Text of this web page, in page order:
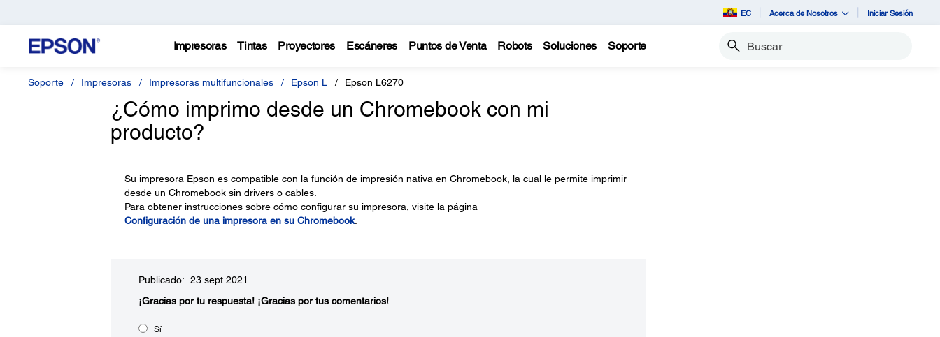
EC Acerca de Nosotros Iniciar Sesión
Impresoras Tintas Proyectores Escáneres Puntos de Venta Robots Soluciones Soporte Buscar
Soporte Impresoras Impresoras multifuncionales Epson L Epson L6270
¿Cómo imprimo desde un Chromebook con mi
producto?
Su impresora Epson es compatible con la función de impresión nativa en Chromebook, la cual le permite imprimir
desde un Chromebook sin drivers o cables.
Para obtener instrucciones sobre cómo configurar su impresora, visite la página
Configuración de una impresora en su Chromebook.
Publicado: 23 sept 2021
¡Gracias por tu respuesta! ¡Gracias por tus comentarios!
Sí